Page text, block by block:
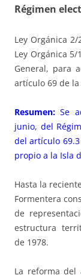
Régimen
Ley Orgánica
Ley Orgánica
General, para
artículo 69 de
Resumen: Se
junio, del
del artículo
propio a la Isla
Hasta la
Formentera
de
estructura
de 1978.
La reforma del